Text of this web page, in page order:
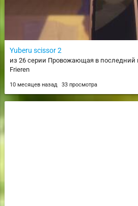
Yuberu scissor 2
из 26 серии Провожающая в последний
Frieren
10 месяцев назад 33 просмотра